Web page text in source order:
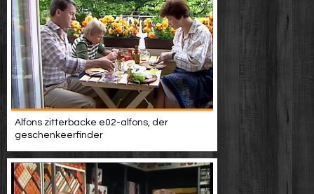
Alfons zitterbacke e02-alfons, der
geschenkeerfinder